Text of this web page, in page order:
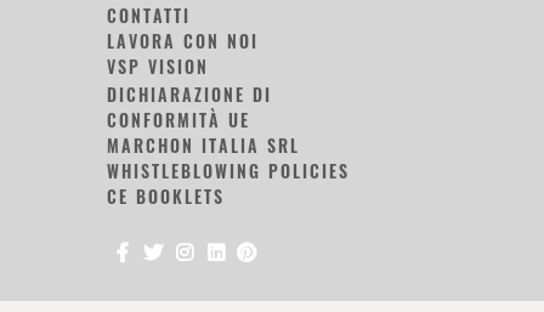
CONTATTI
LAVORA CON NOI
VSP VISION
DICHIARAZIONE DI
CONFORMITÀ UE
MARCHON ITALIA SRL
WHISTLEBLOWING POLICIES
CE BOOKLETS